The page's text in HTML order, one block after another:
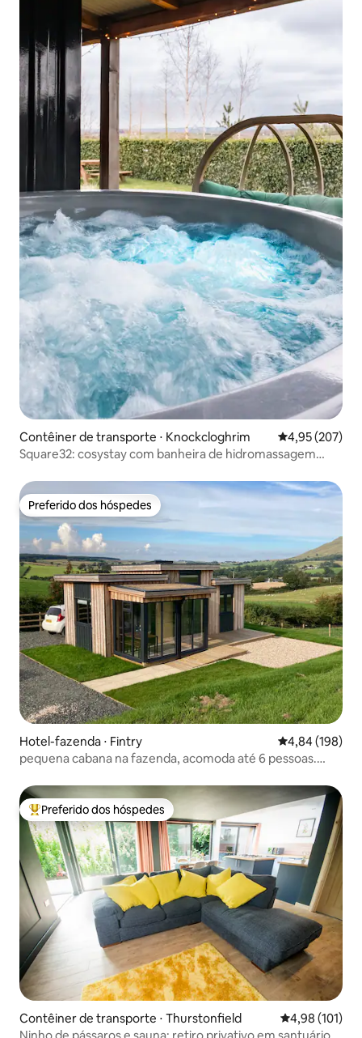
Contêiner de transporte ⋅ Knockcloghrim 4,95 de uma
4,95 (207)
Square32: cosystay com banheira de hidromassagem
Preferido dos hóspedes
Preferido dos hóspedes
Hotel-fazenda ⋅ Fintry 4,84 de uma
4,84 (198)
pequena cabana na fazenda, acomoda até 6 pessoas.
Entre os melhores preferidos dos hóspedes
Preferido dos hóspedes
Contêiner de transporte ⋅ Thurstonfield 4,98 de uma
4,98 (101)